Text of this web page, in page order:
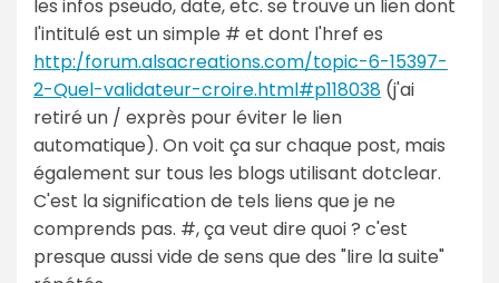
les infos pseudo, date, etc. se trouve un lien dont
l'intitulé est un simple # et dont l'href es
http:/forum.alsacreations.com/topic-6-15397-
2-Quel-validateur-croire.html#p118038 (j'ai
retiré un / exprès pour éviter le lien
automatique). On voit ça sur chaque post, mais
également sur tous les blogs utilisant dotclear.
C'est la signification de tels liens que je ne
comprends pas. #, ça veut dire quoi ? c'est
presque aussi vide de sens que des "lire la suite"